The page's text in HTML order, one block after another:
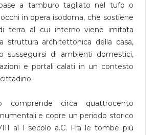
a tamburo tagliato nel tufo o
in opera isodoma, che sostiene
terra al cui interno viene imitata
struttura architettonica della casa,
susseguirsi di ambienti domestici,
e portali calati in un contesto
comprende circa quattrocento
e copre un periodo storico
al I secolo a.C. Fra le tombe più